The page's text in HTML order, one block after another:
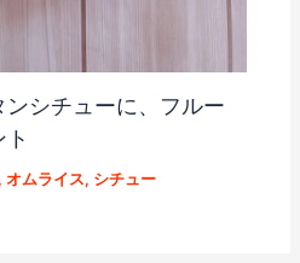
シチューに、フルー
,オムライス, シチュー